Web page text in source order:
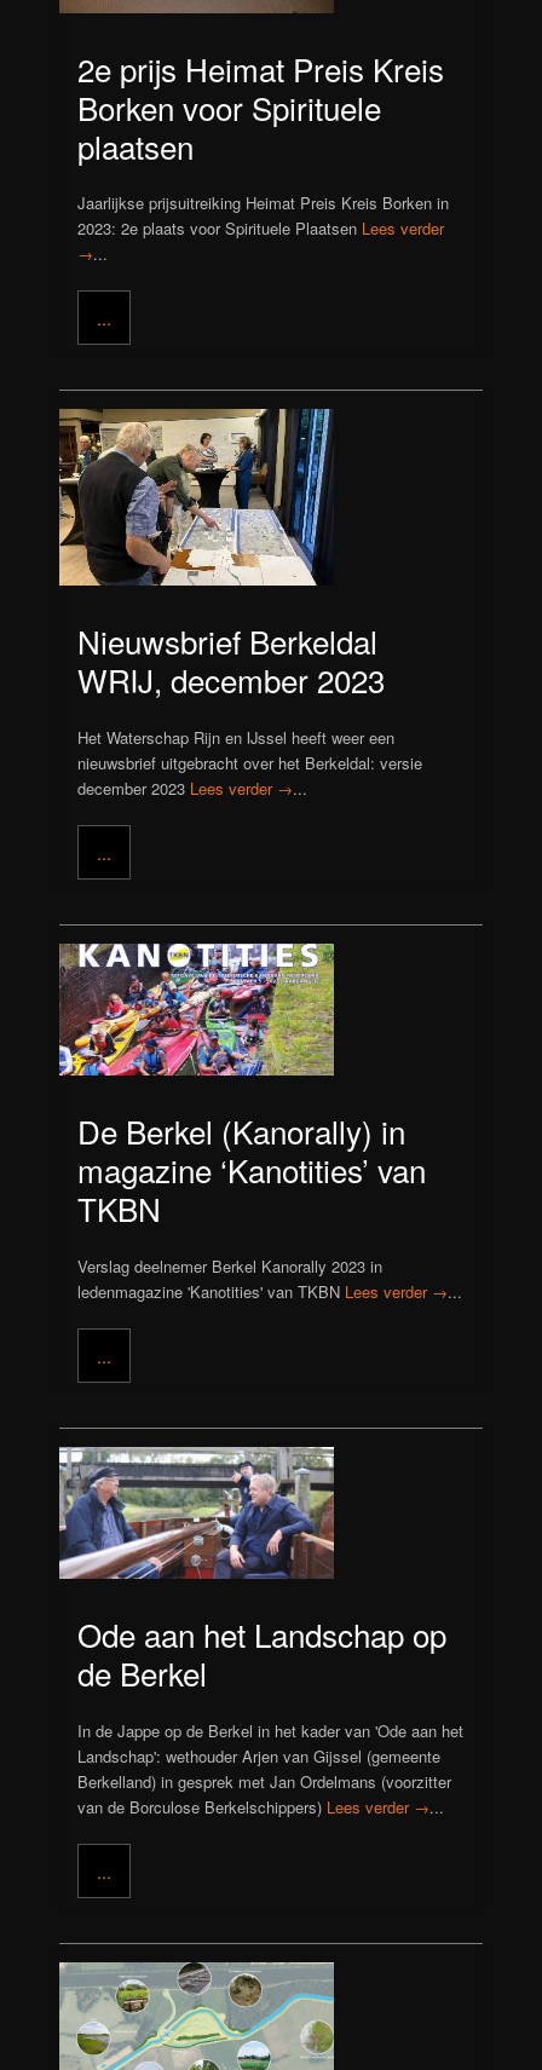
2e prijs Heimat Preis Kreis
Borken voor Spirituele
plaatsen
Jaarlijkse prijsuitreiking Heimat Preis Kreis Borken in
2023: 2e plaats voor Spirituele Plaatsen Lees verder
→...
...
Nieuwsbrief Berkeldal
WRIJ, december 2023
Het Waterschap Rijn en IJssel heeft weer een
nieuwsbrief uitgebracht over het Berkeldal: versie
december 2023 Lees verder →...
...
De Berkel (Kanorally) in
magazine ‘Kanotities’ van
TKBN
Verslag deelnemer Berkel Kanorally 2023 in
ledenmagazine 'Kanotities' van TKBN Lees verder →...
...
Ode aan het Landschap op
de Berkel
In de Jappe op de Berkel in het kader van 'Ode aan het
Landschap': wethouder Arjen van Gijssel (gemeente
Berkelland) in gesprek met Jan Ordelmans (voorzitter
van de Borculose Berkelschippers) Lees verder →...
...